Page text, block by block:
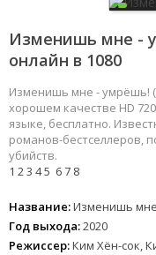
Изменишь мне -
онлайн в 1080
Изменишь мне - умрёшь!
хорошем качестве HD
языке, бесплатно.
романов-бестселлеров,
убийств.
1 23 45 67 8
Название:Изменишь
Год выхода:2020
Режиссер:Ким Хён-сок,